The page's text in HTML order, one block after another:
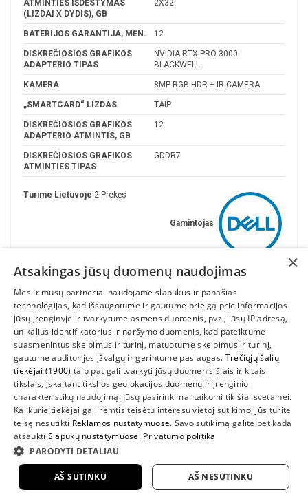
ATMINTIES IŠDĖSTYMAS
(LIZDAI X DYDIS), GB
2X32
BATERIJOS GARANTIJA, MĖN. 12
DISKREČIOSIOS GRAFIKOS
ADAPTERIO TIPAS
NVIDIA RTX PRO 3000
BLACKWELL
KAMERA 8MP RGB HDR + IR CAMERA
„SMARTCARD“ LIZDAS TAIP
DISKREČIOSIOS GRAFIKOS
ADAPTERIO ATMINTIS, GB
12
DISKREČIOSIOS GRAFIKOS
ATMINTIES TIPAS
GDDR7
Gamintojas
Turime Lietuvoje 2 Prekės
INFORMACIJA
SUSIEKITE
2022 UAB "Sedum kompiuteriai" |
×
Atsakingas jūsų duomenų naudojimas
Mes ir mūsų partneriai naudojame slapukus ir panašias
technologijas, kad išsaugotume ir gautume prieigą prie informacijos
jūsų įrenginyje ir tvarkytume asmens duomenis, pvz., jūsų IP adresą,
unikalius identifikatorius ir naršymo duomenis, kad pateiktume
suasmenintus skelbimus ir turinį, matuotume skelbimus ir turinį,
gautume auditorijos įžvalgų ir gerintume paslaugas. Trečiųjų šalių
tiekėjai (1900) taip pat gali tvarkyti jūsų duomenis šiais ir kitais
tikslais, įskaitant tikslios geolokacijos duomenų ir įrenginio
charakteristikų naudojimą. Jūsų pasirinkimai taikomi tik šiai svetainei.
Kai kurie tiekėjai gali remtis teisėtu interesu vietoj sutikimo; jūs turite
teisę nesutikti Reklamos nustatymuose. Savo sutikimą galite bet kada
atšaukti Slapukų nustatymuose. Privatumo politika
PARODYTI DETALIAU
AŠ SUTINKU AŠ NESUTINKU